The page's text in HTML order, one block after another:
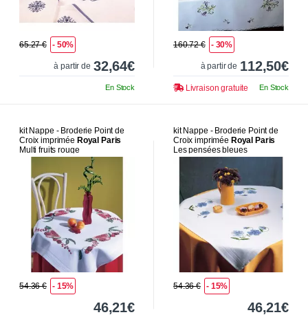
65.27 € - 50%
à partir de 32,64€
En Stock
160.72 € - 30%
à partir de 112,50€
Livraison gratuite En Stock
kit Nappe - Broderie Point de
Croix imprimée Royal Paris
Multi fruits rouge
54.36 € - 15%
46,21€
kit Nappe - Broderie Point de
Croix imprimée Royal Paris
Les pensées bleues
54.36 € - 15%
46,21€